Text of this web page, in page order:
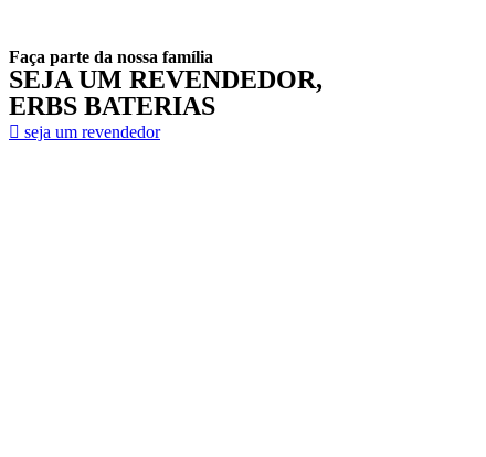
Faça parte da nossa família
SEJA UM REVENDEDOR,
ERBS BATERIAS
seja um revendedor